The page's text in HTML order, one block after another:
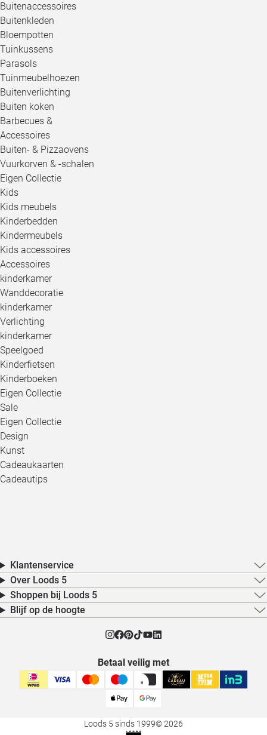
Buitenaccessoires
Buitenkleden
Bloempotten
Tuinkussens
Parasols
Tuinmeubelhoezen
Buitenverlichting
Buiten koken
Barbecues &
Accessoires
Buiten- & Pizzaovens
Vuurkorven & -schalen
Eigen Collectie
Kids
Kids meubels
Kinderbedden
Kindermeubels
Kids accessoires
Accessoires
kinderkamer
Wanddecoratie
kinderkamer
Verlichting
kinderkamer
Speelgoed
Kinderfietsen
Kinderboeken
Eigen Collectie
Sale
Eigen Collectie
Design
Kunst
Cadeaukaarten
Cadeautips
Klantenservice
Over Loods 5
Shoppen bij Loods 5
Blijf op de hoogte
Betaal veilig met
Loods 5 sinds 1999© 2026